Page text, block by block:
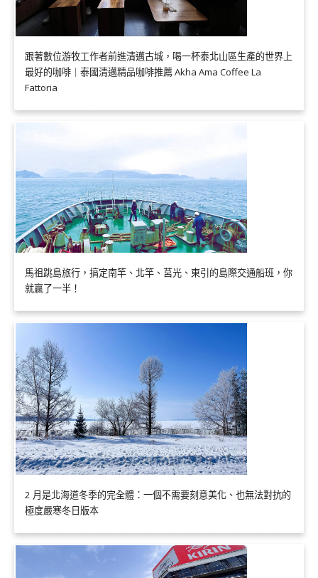
跟著數位游牧工作者前進清邁古城，喝一杯泰北山區生產的世界上
最好的咖啡｜泰國清邁精品咖啡推薦 Akha Ama Coffee La
Fattoria
馬祖跳島旅行，搞定南竿、北竿、莒光、東引的島際交通船班，你
就贏了一半！
2 月是北海道冬季的完全體：一個不需要刻意美化、也無法對抗的
極度嚴寒冬日版本